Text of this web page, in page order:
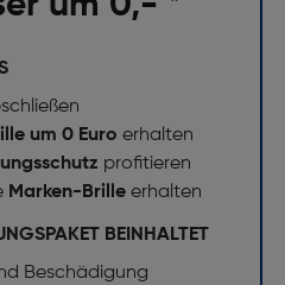
um 0 Euro erhalten
profitieren
Marken-Brille erhalten
BEINHALTET
Beschädigung